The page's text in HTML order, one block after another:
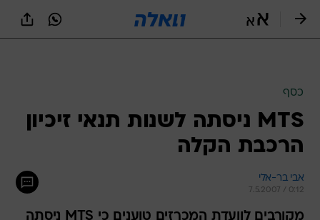
כסף
MTS ניסתה לשנות תנאי זיכיון
הרכבת הקלה
אבי בר-אלי
7.5.2007 / 0:12
מקורבים לוועדת המכרזים טוענים כי MTS ניסתה